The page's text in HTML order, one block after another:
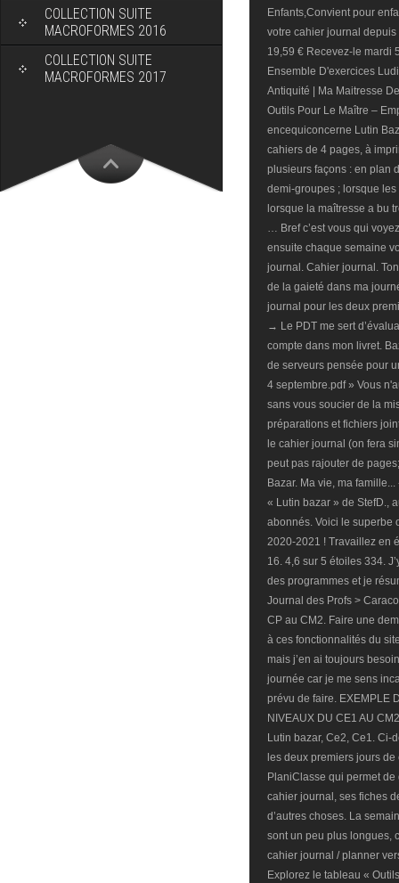
COLLECTION SUITE
MACROFORMES 2016
COLLECTION SUITE
MACROFORMES 2017
Enfants,Convient pour
votre cahier journal
19,59 € Recevez-le mardi
Ensemble D'exercices
Antiquité | Ma Maitresse
Outils Pour Le Maître –
encequiconcerne Lutin
cahiers de 4 pages, à
plusieurs façons : en plan
demi-groupes ; lorsque
lorsque la maîtresse a bu
… Bref c’est vous qui
ensuite chaque semaine
journal. Cahier journal.
de la gaieté dans ma
journal pour les deux
→ Le PDT me sert
compte dans mon livret.
de serveurs pensée pour
4 septembre.pdf » Vous
sans vous soucier de la
préparations et fichiers
le cahier journal (on fera
peut pas rajouter de
Bazar. Ma vie, ma
« Lutin bazar » de StefD.,
abonnés. Voici le superbe
2020-2021 ! Travaillez en
16. 4,6 sur 5 étoiles 334.
des programmes et je
Journal des Profs >
CP au CM2. Faire une
à ces fonctionnalités du
mais j’en ai toujours
journée car je me sens
prévu de faire. EXEMPLE
NIVEAUX DU CE1 AU
Lutin bazar, Ce2, Ce1. Ci-
les deux premiers jours
PlaniClasse qui permet
cahier journal, ses fiches
d’autres choses. La
sont un peu plus longues,
cahier journal / planner
Explorez le tableau «